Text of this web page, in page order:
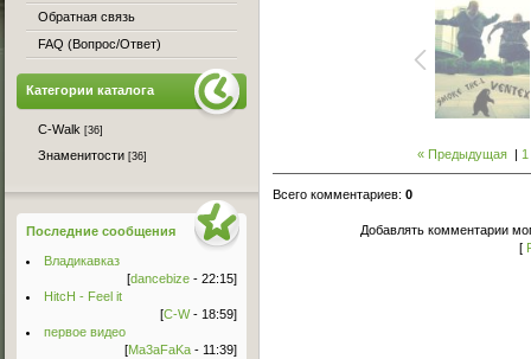
« Предыдущая 1
Всего комментариев: 0
Добавлять комментарии
[
Обратная связь
FAQ (Вопрос/Ответ)
Категории каталога
C-Walk [36]
Знаменитости [36]
Последние сообщения
Владикавказ
[dancebize - 22:15]
HitcH - Feel it
[C-W- 18:59]
первое видео
[Ma3aFaKa - 11:39]